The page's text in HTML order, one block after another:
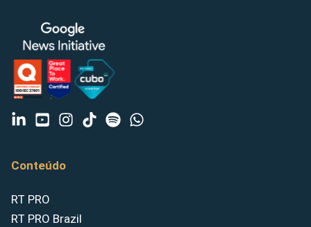
Conteúdo
RT PRO
RT PRO Brazil